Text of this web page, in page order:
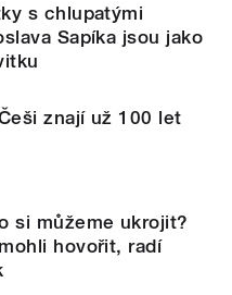
s chlupatými
Sapíka jsou jako
znají už 100 let
si můžeme ukrojit?
hovořit, radí